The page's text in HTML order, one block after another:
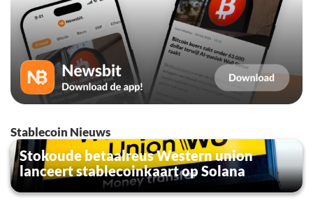
Stablecoin Nieuws
Stokoude betaalreus Western union
lanceert stablecoinkaart op Solana